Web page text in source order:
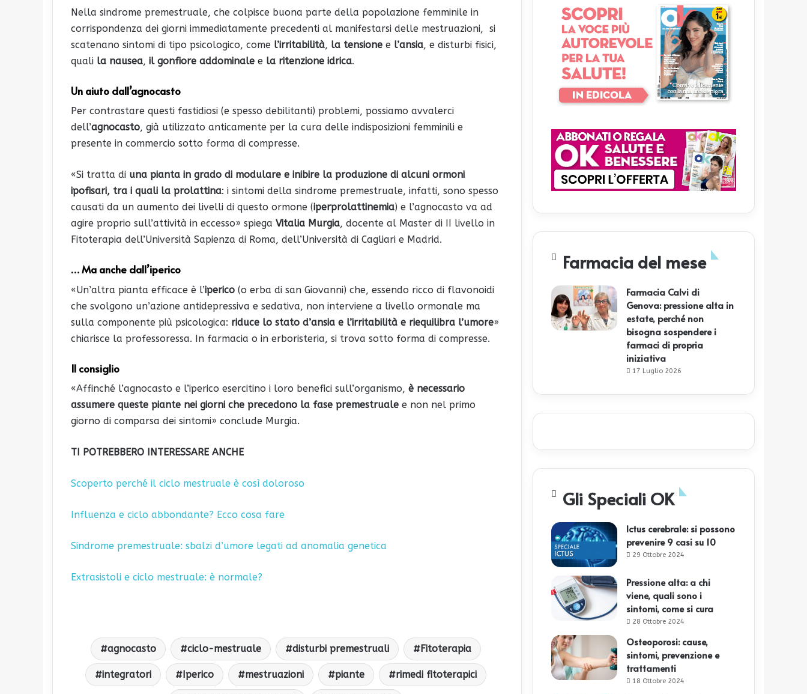
Nella sindrome premestruale, che colpisce buona parte della popolazione femminile in
corrispondenza dei giorni immediatamente precedenti al manifestarsi delle mestruazioni, si
scatenano sintomi di tipo psicologico, come l’irritabilità, la tensione e l’ansia, e disturbi fisici,
quali la nausea, il gonfiore addominale e la ritenzione idrica.
Un aiuto dall’agnocasto
Per contrastare questi fastidiosi (e spesso debilitanti) problemi, possiamo avvalerci
dell’agnocasto, già utilizzato anticamente per la cura delle indisposizioni femminili e
presente in commercio sotto forma di compresse.
«Si tratta di una pianta in grado di modulare e inibire la produzione di alcuni ormoni
ipofisari, tra i quali la prolattina: i sintomi della sindrome premestruale, infatti, sono spesso
causati da un aumento dei livelli di questo ormone (iperprolattinemia) e l’agnocasto va ad
agire proprio sull’attività in eccesso» spiega Vitalia Murgia, docente al Master di II livello in
Fitoterapia dell’Università Sapienza di Roma, dell’Università di Cagliari e Madrid.
… Ma anche dall’iperico
«Un’altra pianta efficace è l’iperico (o erba di san Giovanni) che, essendo ricco di flavonoidi
che svolgono un’azione antidepressiva e sedativa, non interviene a livello ormonale ma
sulla componente più psicologica: riduce lo stato d’ansia e l’irritabilità e riequilibra l’umore»
chiarisce la professoressa. In farmacia o in erboristeria, si trova sotto forma di compresse.
Il consiglio
«Affinché l’agnocasto e l’iperico esercitino i loro benefici sull’organismo, è necessario
assumere queste piante nei giorni che precedono la fase premestruale e non nel primo
giorno di comparsa dei sintomi» conclude Murgia.
TI POTREBBERO INTERESSARE ANCHE
Scoperto perché il ciclo mestruale è così doloroso
Influenza e ciclo abbondante? Ecco cosa fare
Sindrome premestruale: sbalzi d’umore legati ad anomalia genetica
Extrasistoli e ciclo mestruale: è normale?
agnocasto ciclo-mestruale disturbi premestruali Fitoterapia
integratori Iperico mestruazioni piante rimedi fitoterapici
Farmacia del mese
Farmacia Calvi di
Genova: pressione alta in
estate, perché non
bisogna sospendere i
farmaci di propria
iniziativa
17 Luglio 2026
Gli Speciali OK
Ictus cerebrale: si possono
prevenire 9 casi su 10
29 Ottobre 2024
Pressione alta: a chi
viene, quali sono i
sintomi, come si cura
28 Ottobre 2024
Osteoporosi: cause,
sintomi, prevenzione e
trattamenti
18 Ottobre 2024